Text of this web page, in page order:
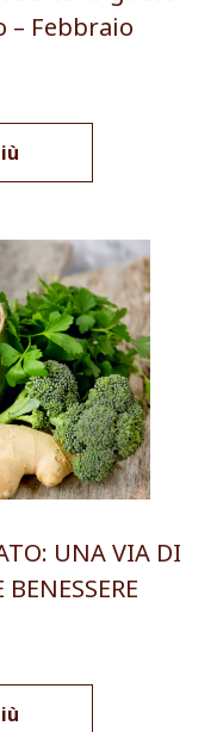
– Febbraio
UNA VIA DI